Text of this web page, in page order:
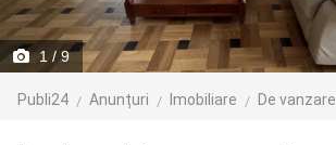
1 / 9
Publi24 Anunțuri Imobiliare De vanzare